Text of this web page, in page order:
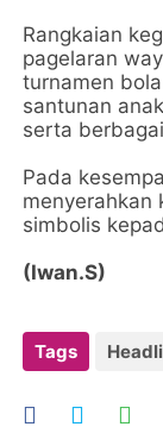
Rangkaian
pagelaran
turnamen
santunan
serta
Pada
menyerahkan
simbolis
(Iwan.S)
Tags